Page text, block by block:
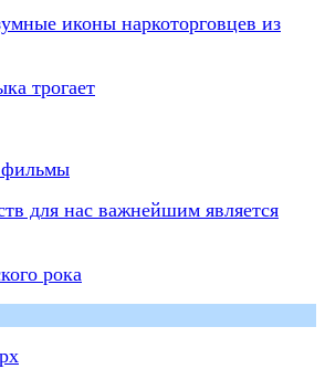
иконы наркоторговцев из
трогает
фильмы
для нас важнейшим является
рока